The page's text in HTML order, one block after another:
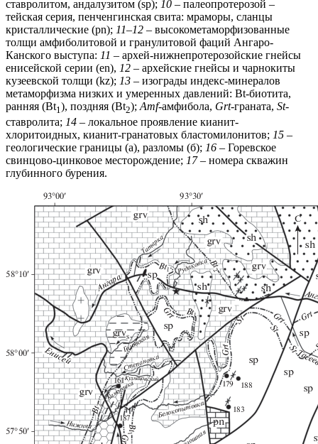
ставролитом, андалузитом (sp); 10 – палеопротерозой –
тейская серия, пенченгинская свита: мраморы, сланцы
кристаллические (pn); 11–12 – высокометаморфизованные
толщи амфиболитовой и гранулитовой фаций Ангаро-
Канского выступа: 11 – архей-нижнепротерозойские гнейсы
енисейской серии (en), 12 – архейские гнейсы и чарнокиты
кузеевской толщи (kz); 13 – изограды индекс-минералов
метаморфизма низких и умеренных давлений: Bt-биотита,
ранняя (Bt1 ), поздняя (Bt2); Amf-амфибола, Grt-граната, St-
ставролита; 14 – локальное проявление кианит-
хлоритоидных, кианит-гранатовых бластомилонитов; 15 –
геологические границы (а), разломы (б); 16 – Горевское
свинцово-цинковое месторождение; 17– номера скважин
глубинного бурения.